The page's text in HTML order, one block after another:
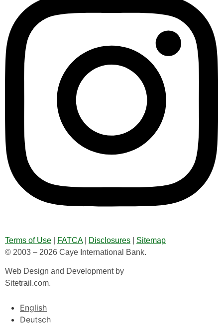
Terms of Use FATCA| Disclosures
Sitemap
© 2003 – 2026 Caye International Bank.
Web Design and Development by
Sitetrail.com.
English
Deutsch